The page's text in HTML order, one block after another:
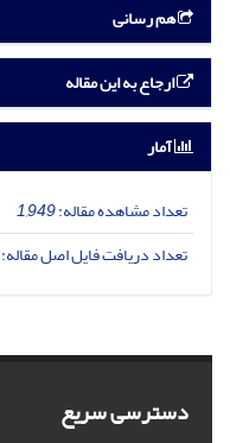
هم رسانی
ارجاع به این مقاله
آمار
تعداد مشاهده مقاله:1,949
تعداد دریافت فایل اصل مقاله:
دسترسی سریع